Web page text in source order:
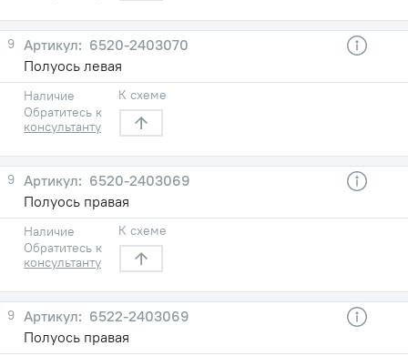
9
6520-2403070
Полуось левая
Наличие
Обратитесь к
консультанту
К схеме
9
6520-2403069
Полуось правая
Наличие
Обратитесь к
консультанту
К схеме
9
6522-2403069
Полуось правая